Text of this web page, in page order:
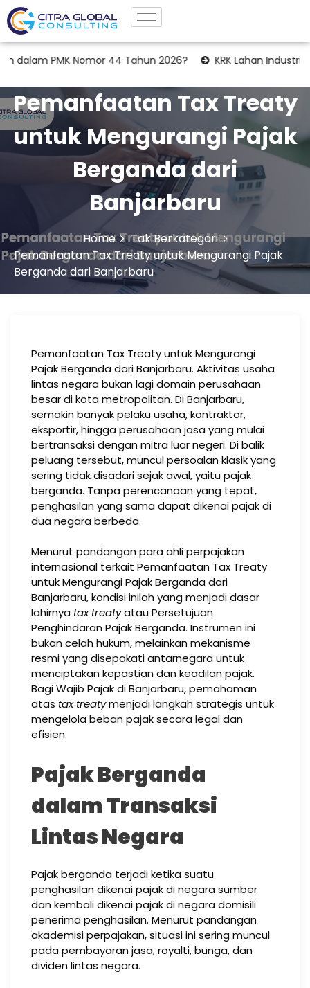
Nomor 44 Tahun 2026? KRK Lahan Industri:
Pemanfaatan Tax Treaty
untuk Mengurangi Pajak
Berganda dari
Banjarbaru
Home
Tak Berkategori
Pemanfaatan Tax Treaty untuk Mengurangi Pajak
Berganda dari Banjarbaru
Pemanfaatan Tax Treaty untuk Mengurangi
Pajak Berganda dari Banjarbaru. Aktivitas usaha
lintas negara bukan lagi domain perusahaan
besar di kota metropolitan. Di Banjarbaru,
semakin banyak pelaku usaha, kontraktor,
eksportir, hingga perusahaan jasa yang mulai
bertransaksi dengan mitra luar negeri. Di balik
peluang tersebut, muncul persoalan klasik yang
sering tidak disadari sejak awal, yaitu pajak
berganda. Tanpa perencanaan yang tepat,
penghasilan yang sama dapat dikenai pajak di
dua negara berbeda.
Menurut pandangan para ahli perpajakan
internasional terkait Pemanfaatan Tax Treaty
untuk Mengurangi Pajak Berganda dari
Banjarbaru, kondisi inilah yang menjadi dasar
lahirnya tax treatyatau Persetujuan
Penghindaran Pajak Berganda. Instrumen ini
bukan celah hukum, melainkan mekanisme
resmi yang disepakati antarnegara untuk
menciptakan kepastian dan keadilan pajak.
Bagi Wajib Pajak di Banjarbaru, pemahaman
atas tax treatymenjadi langkah strategis untuk
mengelola beban pajak secara legal dan
efisien.
Pajak Berganda
dalam Transaksi
Lintas Negara
Pajak berganda terjadi ketika suatu
penghasilan dikenai pajak di negara sumber
dan kembali dikenai pajak di negara domisili
penerima penghasilan. Menurut pandangan
akademisi perpajakan, situasi ini sering muncul
pada pembayaran jasa, royalti, bunga, dan
dividen lintas negara.